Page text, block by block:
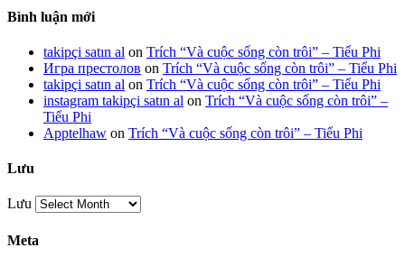
Bình luận mới
takipçi satın al on Trích “Và cuộc sống còn trôi” – Tiểu Phi
Игра престолов on Trích “Và cuộc sống còn trôi” – Tiểu Phi
takipçi satın al on Trích “Và cuộc sống còn trôi” – Tiểu Phi
instagram takipçi satın al on Trích “Và cuộc sống còn trôi” –
Tiểu Phi
Apptelhaw on Trích “Và cuộc sống còn trôi” – Tiểu Phi
Lưu
Lưu
Meta